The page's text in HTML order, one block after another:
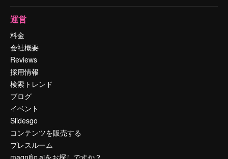
運営
料金
会社概要
Reviews
採用情報
検索トレンド
ブログ
イベント
Slidesgo
コンテンツを販売する
プレスルーム
magnific.aiをお探しですか？